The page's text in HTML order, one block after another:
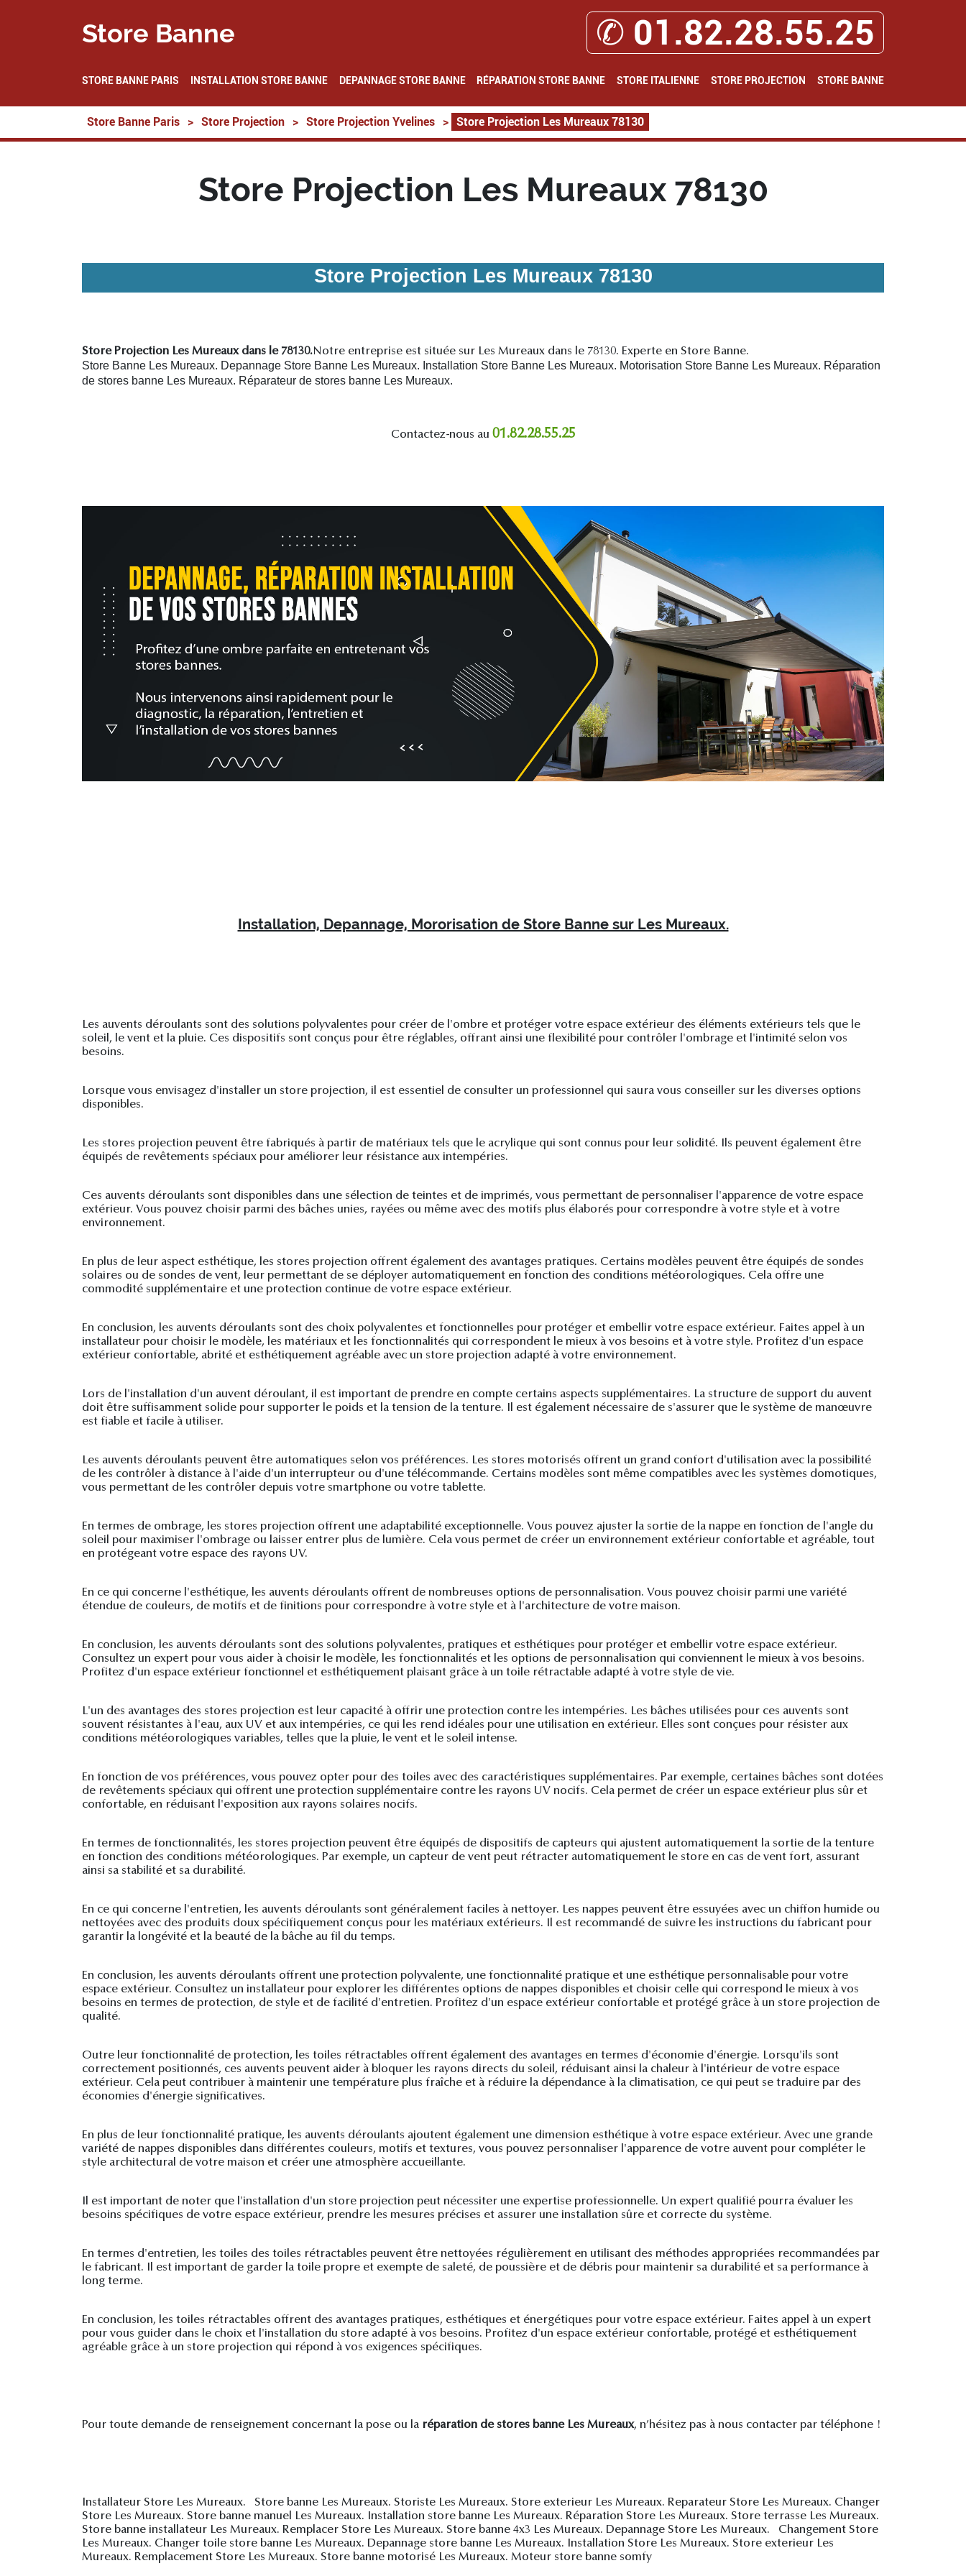
Store Banne ✆ 01.82.28.55.25
STORE BANNE PARIS INSTALLATION STORE BANNE DEPANNAGE STORE BANNE RÉPARATION STORE BANNE STORE ITALIENNE STORE PROJECTION STORE BANNE
Store Banne Paris > Store Projection > Store Projection Yvelines > Store Projection Les Mureaux 78130
Store Projection Les Mureaux 78130
Store Projection Les Mureaux 78130
Store Projection Les Mureaux dans le 78130.Notre entreprise est située sur Les Mureaux dans le 78130. Experte en Store Banne.
Store Banne Les Mureaux. Depannage Store Banne Les Mureaux. Installation Store Banne Les Mureaux. Motorisation Store Banne Les Mureaux. Réparation
de stores banne Les Mureaux. Réparateur de stores banne Les Mureaux.
Contactez-nous au 01.82.28.55.25
Installation, Depannage, Mororisation de Store Banne sur Les Mureaux.
Les auvents déroulants sont des solutions polyvalentes pour créer de l'ombre et protéger votre espace extérieur des éléments extérieurs tels que le
soleil, le vent et la pluie. Ces dispositifs sont conçus pour être réglables, offrant ainsi une flexibilité pour contrôler l'ombrage et l'intimité selon vos
besoins.
Lorsque vous envisagez d'installer un store projection, il est essentiel de consulter un professionnel qui saura vous conseiller sur les diverses options
disponibles.
Les stores projection peuvent être fabriqués à partir de matériaux tels que le acrylique qui sont connus pour leur solidité. Ils peuvent également être
équipés de revêtements spéciaux pour améliorer leur résistance aux intempéries.
Ces auvents déroulants sont disponibles dans une sélection de teintes et de imprimés, vous permettant de personnaliser l'apparence de votre espace
extérieur. Vous pouvez choisir parmi des bâches unies, rayées ou même avec des motifs plus élaborés pour correspondre à votre style et à votre
environnement.
En plus de leur aspect esthétique, les stores projection offrent également des avantages pratiques. Certains modèles peuvent être équipés de sondes
solaires ou de sondes de vent, leur permettant de se déployer automatiquement en fonction des conditions météorologiques. Cela offre une
commodité supplémentaire et une protection continue de votre espace extérieur.
En conclusion, les auvents déroulants sont des choix polyvalentes et fonctionnelles pour protéger et embellir votre espace extérieur. Faites appel à un
installateur pour choisir le modèle, les matériaux et les fonctionnalités qui correspondent le mieux à vos besoins et à votre style. Profitez d'un espace
extérieur confortable, abrité et esthétiquement agréable avec un store projection adapté à votre environnement.
Lors de l'installation d'un auvent déroulant, il est important de prendre en compte certains aspects supplémentaires. La structure de support du auvent
doit être suffisamment solide pour supporter le poids et la tension de la tenture. Il est également nécessaire de s'assurer que le système de manœuvre
est fiable et facile à utiliser.
Les auvents déroulants peuvent être automatiques selon vos préférences. Les stores motorisés offrent un grand confort d'utilisation avec la possibilité
de les contrôler à distance à l'aide d'un interrupteur ou d'une télécommande. Certains modèles sont même compatibles avec les systèmes domotiques,
vous permettant de les contrôler depuis votre smartphone ou votre tablette.
En termes de ombrage, les stores projection offrent une adaptabilité exceptionnelle. Vous pouvez ajuster la sortie de la nappe en fonction de l'angle du
soleil pour maximiser l'ombrage ou laisser entrer plus de lumière. Cela vous permet de créer un environnement extérieur confortable et agréable, tout
en protégeant votre espace des rayons UV.
En ce qui concerne l'esthétique, les auvents déroulants offrent de nombreuses options de personnalisation. Vous pouvez choisir parmi une variété
étendue de couleurs, de motifs et de finitions pour correspondre à votre style et à l'architecture de votre maison.
En conclusion, les auvents déroulants sont des solutions polyvalentes, pratiques et esthétiques pour protéger et embellir votre espace extérieur.
Consultez un expert pour vous aider à choisir le modèle, les fonctionnalités et les options de personnalisation qui conviennent le mieux à vos besoins.
Profitez d'un espace extérieur fonctionnel et esthétiquement plaisant grâce à un toile rétractable adapté à votre style de vie.
L'un des avantages des stores projection est leur capacité à offrir une protection contre les intempéries. Les bâches utilisées pour ces auvents sont
souvent résistantes à l'eau, aux UV et aux intempéries, ce qui les rend idéales pour une utilisation en extérieur. Elles sont conçues pour résister aux
conditions météorologiques variables, telles que la pluie, le vent et le soleil intense.
En fonction de vos préférences, vous pouvez opter pour des toiles avec des caractéristiques supplémentaires. Par exemple, certaines bâches sont dotées
de revêtements spéciaux qui offrent une protection supplémentaire contre les rayons UV nocifs. Cela permet de créer un espace extérieur plus sûr et
confortable, en réduisant l'exposition aux rayons solaires nocifs.
En termes de fonctionnalités, les stores projection peuvent être équipés de dispositifs de capteurs qui ajustent automatiquement la sortie de la tenture
en fonction des conditions météorologiques. Par exemple, un capteur de vent peut rétracter automatiquement le store en cas de vent fort, assurant
ainsi sa stabilité et sa durabilité.
En ce qui concerne l'entretien, les auvents déroulants sont généralement faciles à nettoyer. Les nappes peuvent être essuyées avec un chiffon humide ou
nettoyées avec des produits doux spécifiquement conçus pour les matériaux extérieurs. Il est recommandé de suivre les instructions du fabricant pour
garantir la longévité et la beauté de la bâche au fil du temps.
En conclusion, les auvents déroulants offrent une protection polyvalente, une fonctionnalité pratique et une esthétique personnalisable pour votre
espace extérieur. Consultez un installateur pour explorer les différentes options de nappes disponibles et choisir celle qui correspond le mieux à vos
besoins en termes de protection, de style et de facilité d'entretien. Profitez d'un espace extérieur confortable et protégé grâce à un store projection de
qualité.
Outre leur fonctionnalité de protection, les toiles rétractables offrent également des avantages en termes d'économie d'énergie. Lorsqu'ils sont
correctement positionnés, ces auvents peuvent aider à bloquer les rayons directs du soleil, réduisant ainsi la chaleur à l'intérieur de votre espace
extérieur. Cela peut contribuer à maintenir une température plus fraîche et à réduire la dépendance à la climatisation, ce qui peut se traduire par des
économies d'énergie significatives.
En plus de leur fonctionnalité pratique, les auvents déroulants ajoutent également une dimension esthétique à votre espace extérieur. Avec une grande
variété de nappes disponibles dans différentes couleurs, motifs et textures, vous pouvez personnaliser l'apparence de votre auvent pour compléter le
style architectural de votre maison et créer une atmosphère accueillante.
Il est important de noter que l'installation d'un store projection peut nécessiter une expertise professionnelle. Un expert qualifié pourra évaluer les
besoins spécifiques de votre espace extérieur, prendre les mesures précises et assurer une installation sûre et correcte du système.
En termes d'entretien, les toiles des toiles rétractables peuvent être nettoyées régulièrement en utilisant des méthodes appropriées recommandées par
le fabricant. Il est important de garder la toile propre et exempte de saleté, de poussière et de débris pour maintenir sa durabilité et sa performance à
long terme.
En conclusion, les toiles rétractables offrent des avantages pratiques, esthétiques et énergétiques pour votre espace extérieur. Faites appel à un expert
pour vous guider dans le choix et l'installation du store adapté à vos besoins. Profitez d'un espace extérieur confortable, protégé et esthétiquement
agréable grâce à un store projection qui répond à vos exigences spécifiques.
Pour toute demande de renseignement concernant la pose ou la réparation de stores banne Les Mureaux, n’hésitez pas à nous contacter par téléphone !
Installateur Store Les Mureaux. Store banne Les Mureaux. Storiste Les Mureaux. Store exterieur Les Mureaux. Reparateur Store Les Mureaux. Changer
Store Les Mureaux. Store banne manuel Les Mureaux. Installation store banne Les Mureaux. Réparation Store Les Mureaux. Store terrasse Les Mureaux.
Store banne installateur Les Mureaux. Remplacer Store Les Mureaux. Store banne 4x3 Les Mureaux. Depannage Store Les Mureaux. Changement Store
Les Mureaux. Changer toile store banne Les Mureaux. Depannage store banne Les Mureaux. Installation Store Les Mureaux. Store exterieur Les
Mureaux. Remplacement Store Les Mureaux. Store banne motorisé Les Mureaux. Moteur store banne somfy